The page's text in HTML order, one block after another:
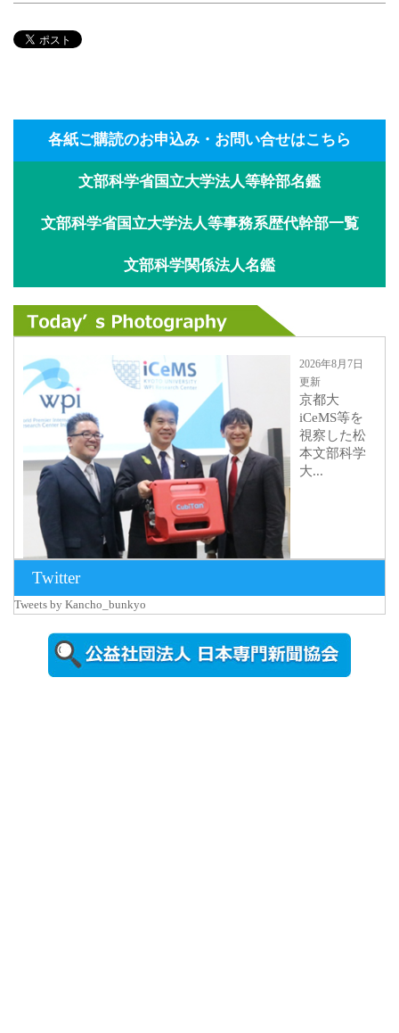
各紙ご購読のお申込み・お問い合せはこちら
文部科学省国立大学法人等幹部名鑑
文部科学省国立大学法人等事務系歴代幹部一覧
文部科学関係法人名鑑
2026年8月7日
更新
京都大
iCeMS等を
視察した松
本文部科学
大...
2026年8月5日
更新
農工大で大
Twitter
Tweets by Kancho_bunkyo